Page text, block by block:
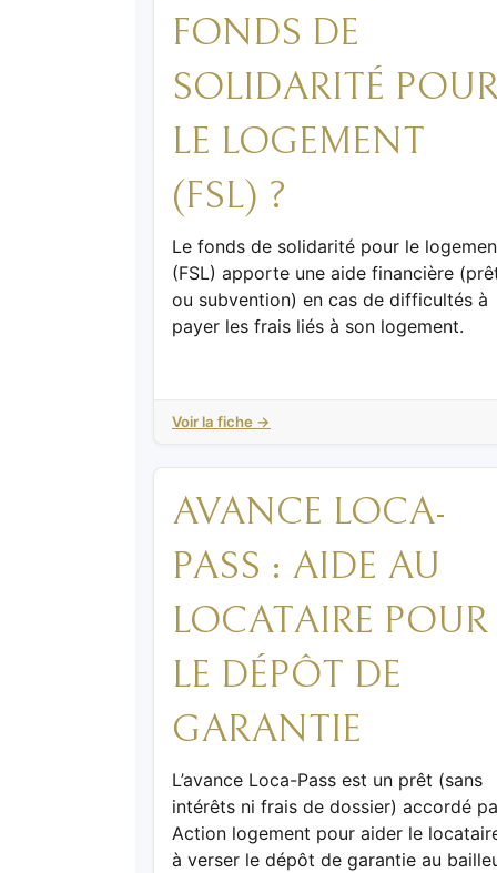
FONDS DE
SOLIDARITÉ
LE LOGEMENT
(FSL) ?
Le fonds de solidarité pour le
(FSL) apporte une aide financière
ou subvention) en cas de difficultés à
payer les frais liés à son logement.
Voir la fiche →
AVANCE LOCA-
PASS : AIDE AU
LOCATAIRE POUR
LE DÉPÔT DE
GARANTIE
L’avance Loca-Pass est un prêt (sans
intérêts ni frais de dossier) accordé
Action logement pour aider le
à verser le dépôt de garantie au